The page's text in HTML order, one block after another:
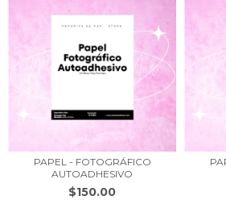
PAPEL - FOTOGRÁFICO
AUTOADHESIVO
$150.00